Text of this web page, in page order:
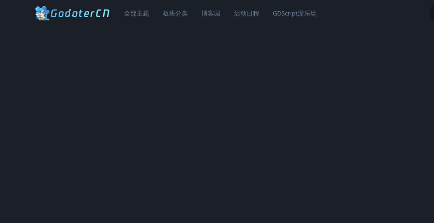
全部主题 板块分类 博客园 活动日程 GDScript游乐场